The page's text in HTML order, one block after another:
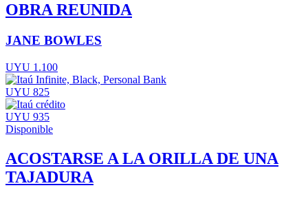
OBRA REUNIDA
JANE BOWLES
UYU 1.100
UYU 825
UYU 935
Disponible
ACOSTARSE A LA ORILLA DE UNA
TAJADURA